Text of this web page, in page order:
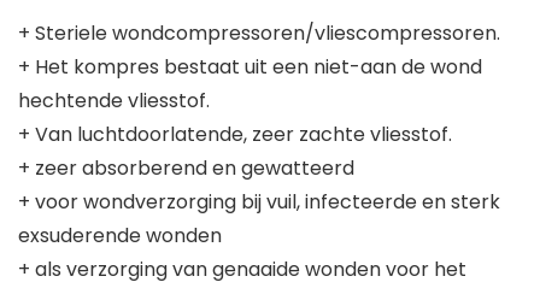
+ Steriele wondcompressoren/vliescompressoren.
+ Het kompres bestaat uit een niet-aan de wond
hechtende vliesstof.
+ Van luchtdoorlatende, zeer zachte vliesstof.
+ zeer absorberend en gewatteerd
+ voor wondverzorging bij vuil, infecteerde en sterk
exsuderende wonden
+ als verzorging van genaaide wonden voor het